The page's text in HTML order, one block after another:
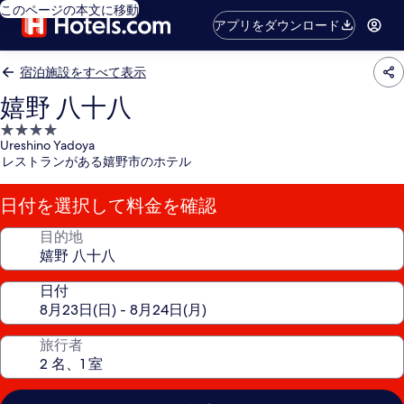
このページの本文に移動
アプリをダウンロード
宿泊施設をすべて表示
嬉野 八十八
4.0
つ
星
宿
泊
施
Ureshino Yadoya
レストランがある嬉野市のホテル
日付を選択して料金を確認
目的地
日付
旅行者